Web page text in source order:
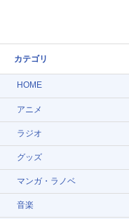
カテゴリ
HOME
アニメ
ラジオ
グッズ
マンガ・ラノベ
音楽